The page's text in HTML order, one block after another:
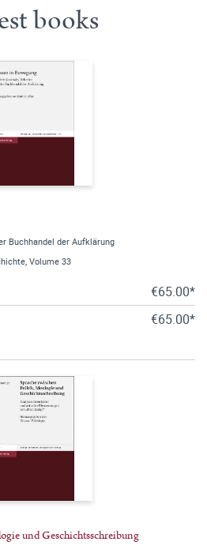
books
Buchhandel der Aufklärung
Volume 33
€65.00*
€65.00*
und Geschichtsschreibung